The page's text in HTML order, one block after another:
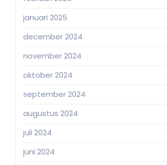
januari 2025
december 2024
november 2024
oktober 2024
september 2024
augustus 2024
juli 2024
juni 2024